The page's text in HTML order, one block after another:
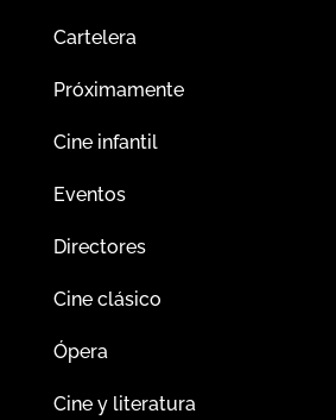
Cartelera
Próximamente
Cine infantil
Eventos
Directores
Cine clásico
Ópera
Cine y literatura